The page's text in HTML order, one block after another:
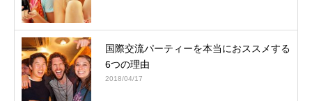
国際交流パーティーを本当におススメする
6つの理由
2018/04/17